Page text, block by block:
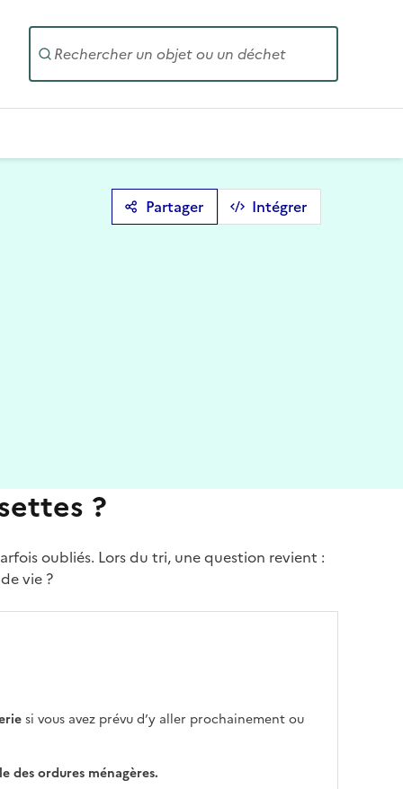
Entrez
Partager Intégrer
?
oubliés. Lors du tri, une question revient :
vie ?
si vous avez prévu d’y aller prochainement ou
des ordures ménagères.